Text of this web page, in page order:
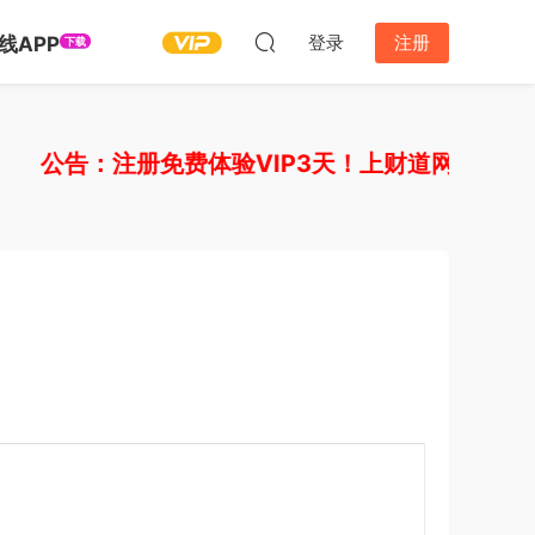
APP 下载 登录 注册
告：注册免费体验VIP3天！上财道网，让财富